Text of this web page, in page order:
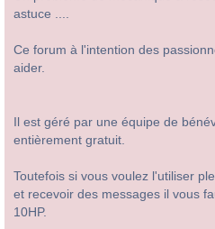
astuce ....
Ce forum à l'intention des
aider.
Il est géré par une équipe de
entièrement gratuit.
Toutefois si vous voulez l'utiliser
et recevoir des messages il vous
10HP.